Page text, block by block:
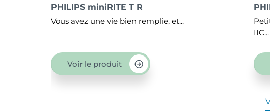
PHILIPS IIC intra-auriculaire
Petite et quasiment invisible, l’aide auditive
Voir le produit